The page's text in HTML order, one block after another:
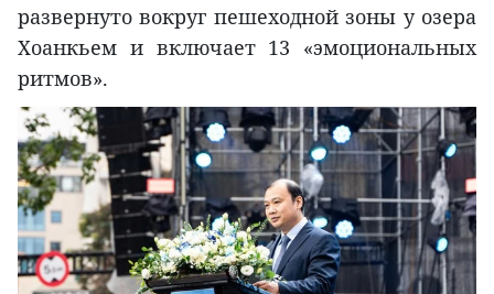
развернуто вокруг пешеходной зоны у озера
Хоанкьем и включает 13 «эмоциональных
ритмов».